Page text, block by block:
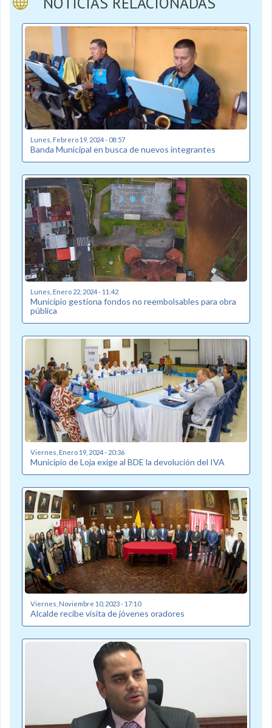
Lunes, Febrero 19, 2024 - 08:57
Banda Municipal en busca de nuevos integrantes
Lunes, Enero 22, 2024 - 11:42
Municipio gestiona fondos no reembolsables para obra
pública
Viernes, Enero 19, 2024 - 20:36
Municipio de Loja exige al BDE la devolución del IVA
Viernes, Noviembre 10, 2023 - 17:10
Alcalde recibe visita de jóvenes oradores